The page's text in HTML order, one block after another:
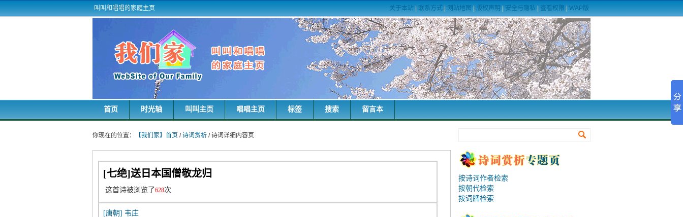
关于本站 联系方式 网站地图 版权声明 安全与隐私 查看权限 WAP版
叫叫和唱唱的家庭主页
首页 时光轴 叫叫主页 唱唱主页 标签 搜索 留言本
你现在的位置： 【我们家】首页 /诗词赏析 / 诗词详细内容页
[七绝]送日本国僧敬龙归
这首诗被浏览了628次
[唐朝] 韦庄
按诗词作者检索
按朝代检索
按词牌检索